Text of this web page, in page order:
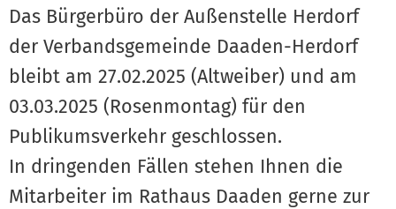
Das Bürgerbüro der Außenstelle Herdorf
der Verbandsgemeinde Daaden-Herdorf
bleibt am 27.02.2025 (Altweiber) und am
03.03.2025 (Rosenmontag) für den
Publikumsverkehr geschlossen.
In dringenden Fällen stehen Ihnen die
Mitarbeiter im Rathaus Daaden gerne zur